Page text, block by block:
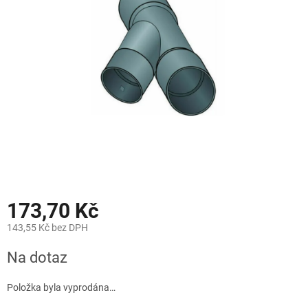
173,70 Kč
143,55 Kč bez DPH
cena:
Na dotaz
Položka byla vyprodána…